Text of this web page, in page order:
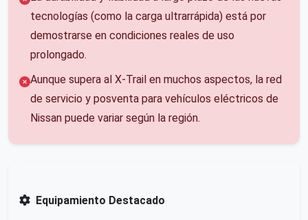
tecnologías (como la carga ultrarrápida) está por
demostrarse en condiciones reales de uso
prolongado.
Aunque supera al X-Trail en muchos aspectos, la red
de servicio y posventa para vehículos eléctricos de
Nissan puede variar según la región.
Equipamiento Destacado